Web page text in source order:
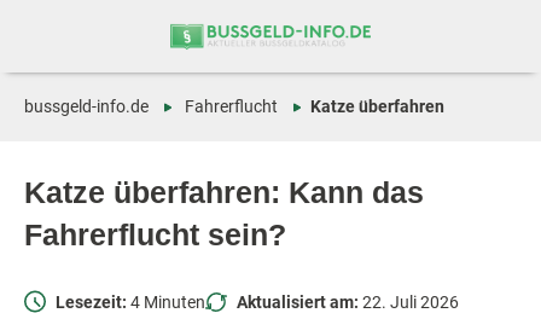
Katze überfahren: Kann das
Fahrerflucht sein?
bussgeld-info.de Fahrerflucht Katze überfahren
Lesezeit: 4 Minuten Aktualisiert am: 22. Juli 2026